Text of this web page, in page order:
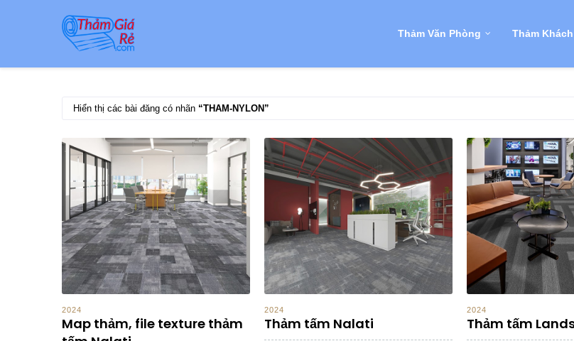
Thảm Văn Phòng Thảm
Hiển thị các bài đăng có nhãn THAM-NYLON
2024
Map thảm, file texture thảm
2024
Thảm tấm Nalati
2024
Thảm tấm